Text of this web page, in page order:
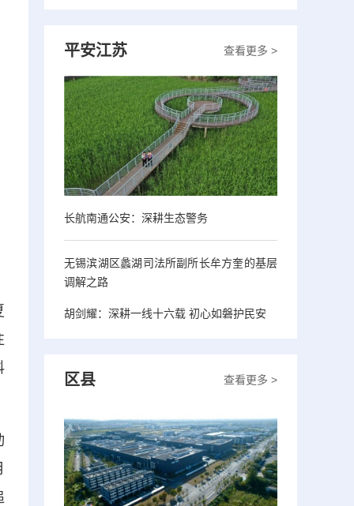
查看更多 >
平安江苏
长航南通公安：深耕生态警务
无锡滨湖区蠡湖司法所副所长牟方奎的基层
调解之路
胡剑耀：深耕一线十六载 初心如磐护民安
查看更多 >
区县